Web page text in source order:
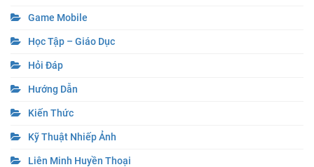
Game Mobile
Học Tập – Giáo Dục
Hỏi Đáp
Hướng Dẫn
Kiến Thức
Kỹ Thuật Nhiếp Ảnh
Liên Minh Huyền Thoại